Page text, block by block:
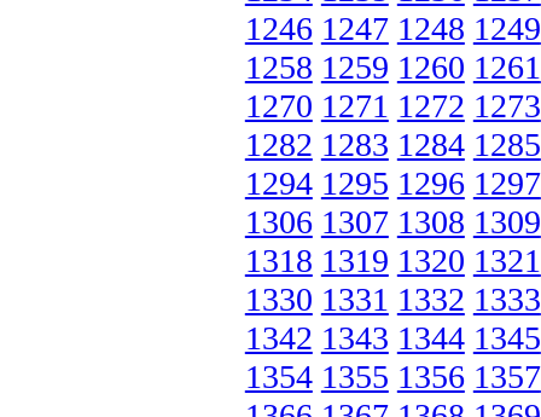
1246 1247 1248 1249
1258 1259 1260 1261
1270 1271 1272 1273
1282 1283 1284 1285
1294 1295 1296 1297
1306 1307 1308 1309
1318 1319 1320 1321
1330 1331 1332 1333
1342 1343 1344 1345
1354 1355 1356 1357